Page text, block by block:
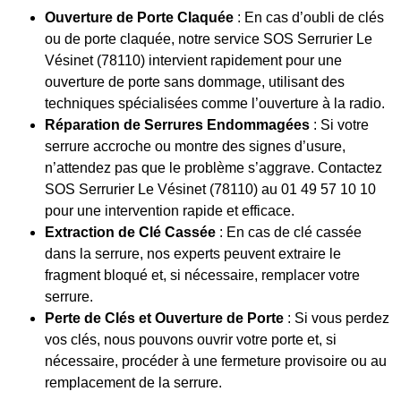
Ouverture de Porte Claquée : En cas d’oubli de clés
ou de porte claquée, notre service SOS Serrurier Le
Vésinet (78110) intervient rapidement pour une
ouverture de porte sans dommage, utilisant des
techniques spécialisées comme l’ouverture à la radio.
Réparation de Serrures Endommagées : Si votre
serrure accroche ou montre des signes d’usure,
n’attendez pas que le problème s’aggrave. Contactez
SOS Serrurier Le Vésinet (78110) au 01 49 57 10 10
pour une intervention rapide et efficace.
Extraction de Clé Cassée : En cas de clé cassée
dans la serrure, nos experts peuvent extraire le
fragment bloqué et, si nécessaire, remplacer votre
serrure.
Perte de Clés et Ouverture de Porte : Si vous perdez
vos clés, nous pouvons ouvrir votre porte et, si
nécessaire, procéder à une fermeture provisoire ou au
remplacement de la serrure.